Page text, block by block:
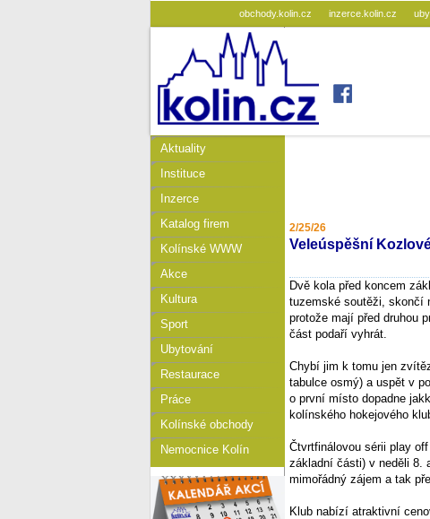
obchody.kolin.cz inzerce.kolin.cz
Aktuality
Instituce
Inzerce
Katalog firem
Kolínské WWW
Akce
Kultura
Sport
Ubytování
Restaurace
Práce
Kolínské obchody
Nemocnice Kolín
2/25/26
Veleúspěšní
Dvě kola před koncem
tuzemské soutěži, skončí
protože mají před druhou
část podaří vyhrát.
Chybí jim k tomu jen
tabulce osmý) a uspět v
o první místo dopadne
kolínského hokejového
Čtvrtfinálovou sérii play
základní části) v neděli 8.
mimořádný zájem a tak
Klub nabízí atraktivní